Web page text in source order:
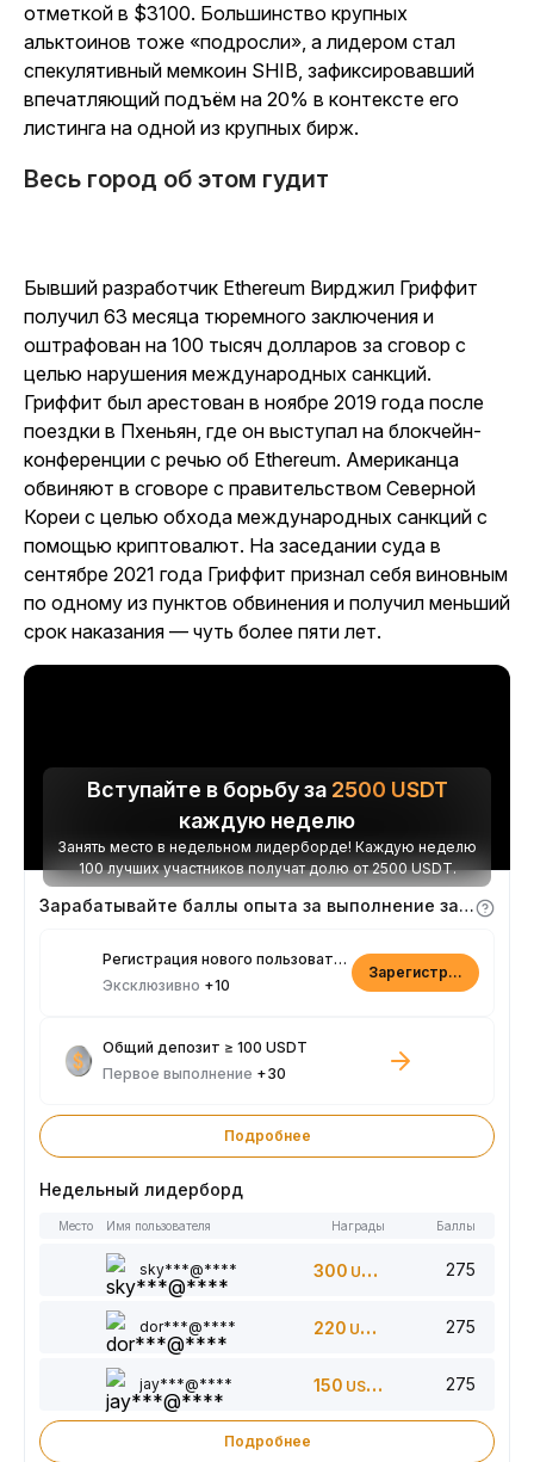
отметкой в $3100. Большинство крупных
альктоинов тоже «подросли», а лидером стал
спекулятивный мемкоин SHIB, зафиксировавший
впечатляющий подъём на 20% в контексте его
листинга на одной из крупных бирж.
Весь город об этом гудит
Бывший разработчик Ethereum Вирджил Гриффит
получил 63 месяца тюремного заключения и
оштрафован на 100 тысяч долларов за сговор с
целью нарушения международных санкций.
Гриффит был арестован в ноябре 2019 года после
поездки в Пхеньян, где он выступал на блокчейн-
конференции с речью об Ethereum. Американца
обвиняют в сговоре с правительством Северной
Кореи с целью обхода международных санкций с
помощью криптовалют. На заседании суда в
сентябре 2021 года Гриффит признал себя виновным
по одному из пунктов обвинения и получил меньший
срок наказания — чуть более пяти лет.
Вступайте в борьбу за 2500 USDT
каждую неделю
Занять место в недельном лидерборде! Каждую неделю
100 лучших участников получат долю от 2500 USDT.
Зарабатывайте баллы опыта за выполнение заданий
Регистрация нового пользователя
Эксклюзивно +10
Зарегистрироваться
Общий депозит ≥ 100 USDT
Первое выполнение +30
Подробнее
Недельный лидерборд
Место Имя пользователя Награды Баллы
sky***@**** 300 USDT 275
dor***@**** 220 USDT 275
jay***@**** 150 USDT 275
Подробнее